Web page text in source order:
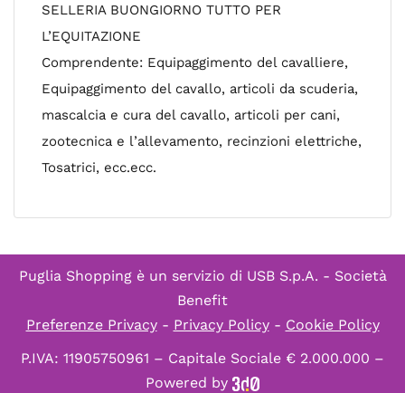
SELLERIA BUONGIORNO TUTTO PER
L’EQUITAZIONE
Comprendente: Equipaggimento del cavalliere,
Equipaggimento del cavallo, articoli da scuderia,
mascalcia e cura del cavallo, articoli per cani,
zootecnica e l’allevamento, recinzioni elettriche,
Tosatrici, ecc.ecc.
Puglia Shopping è un servizio di USB S.p.A. - Società
Benefit
Preferenze Privacy- Privacy Policy- Cookie Policy
P.IVA: 11905750961 – Capitale Sociale € 2.000.000 –
Powered by